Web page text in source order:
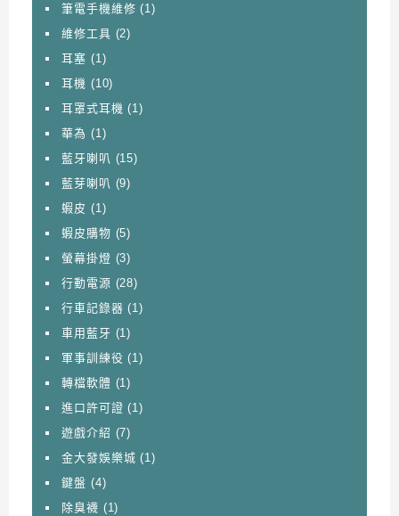
筆電手機維修 (1)
維修工具 (2)
耳塞 (1)
耳機 (10)
耳罩式耳機 (1)
華為 (1)
藍牙喇叭 (15)
藍芽喇叭 (9)
蝦皮 (1)
蝦皮購物 (5)
螢幕掛燈 (3)
行動電源 (28)
行車記錄器 (1)
車用藍牙 (1)
軍事訓練役 (1)
轉檔軟體 (1)
進口許可證 (1)
遊戲介紹 (7)
金大發娛樂城 (1)
鍵盤 (4)
除臭襪 (1)